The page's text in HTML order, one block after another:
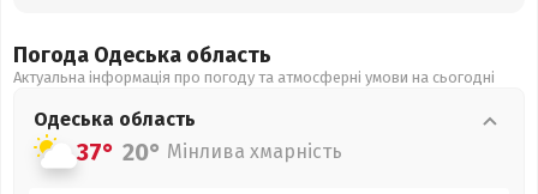
Погода Одеська область
Актуальна інформація про погоду та атмосферні умови на сьогодні
Одеська область
37° 20° Мінлива хмарність